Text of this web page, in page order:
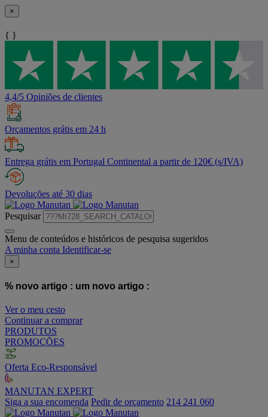
×
{ }
4,4/5 Opiniões de clientes
Orçamentos grátis em 24 h
Entrega grátis em Portugal Continental a partir de 120€ (s/IVA)
Devoluções até 30 dias
Pesquisar
Menu de conteúdos e históricos de pesquisa sugeridos
A minha conta Identificar-se
×
% novo artigo : um novo artigo :
Ver o meu cesto
Continuar a comprar
PRODUTOS
PROMOÇÕES
Oferta Eco-Responsável
MANUTAN EXPERT
Siga a sua encomenda Pedir de orçamento 214 241 060